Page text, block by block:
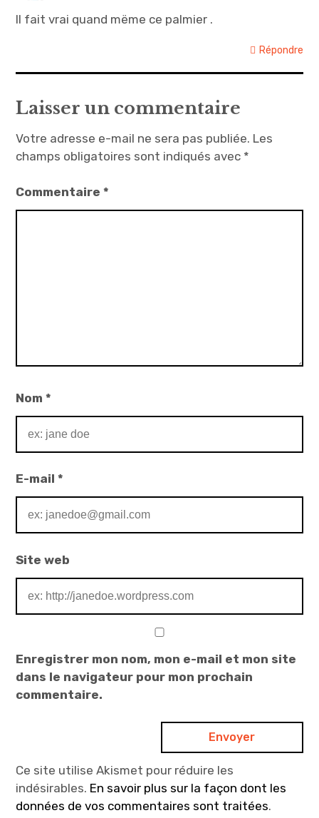
Il fait vrai quand mëme ce palmier .
Répondre
Laisser un commentaire
Votre adresse e-mail ne sera pas publiée. Les
champs obligatoires sont indiqués avec *
Commentaire*
Nom*
E-mail*
Site web
Enregistrer mon nom, mon e-mail et mon site
dans le navigateur pour mon prochain
commentaire.
Ce site utilise Akismet pour réduire les
indésirables. En savoir plus sur la façon dont les
données de vos commentaires sont traitées.